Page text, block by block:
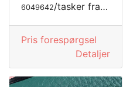
6049642/tasker fra LONGCHAMP
Pris forespørgsel
Detaljer